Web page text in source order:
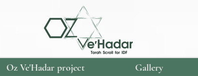
Oz Ve'Hadar project Gallery